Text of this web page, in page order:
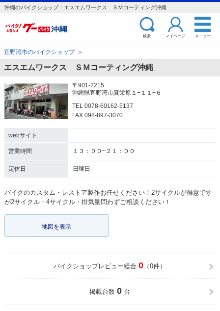
沖縄のバイクショップ：エスエムワークス ＳＭコーティング沖縄
検索 マイページ メニュー
宜野湾市のバイクショップ ＞
エスエムワークス ＳＭコーティング沖縄
〒901-2215
沖縄県宜野湾市真栄原１−１１−６
TEL 0078-60162-5137
FAX 098-897-3070
webサイト
営業時間 １３：００~２１：００
定休日 日曜日
バイクのカスタム・レストア製作お任せください！2サイクルが得意です
が2サイクル・4サイクル・排気量問わずご相談ください！
地図を表示
バイクショップレビュー総合 0 （0件）
掲載台数 0 台